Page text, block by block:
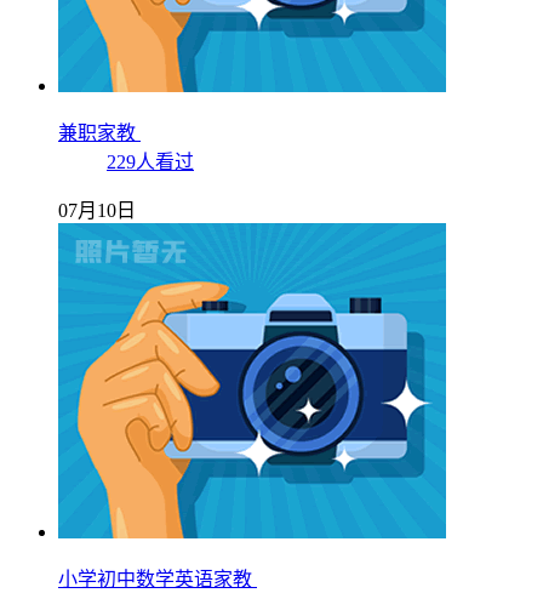
兼职家教
229人看过
07月10日
小学初中数学英语家教